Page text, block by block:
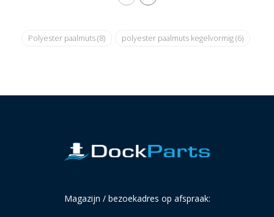
Polyester paalmuts(8) polyester paalmuts kegelvormig(6)
Magazijn / bezoekadres op afspraak: